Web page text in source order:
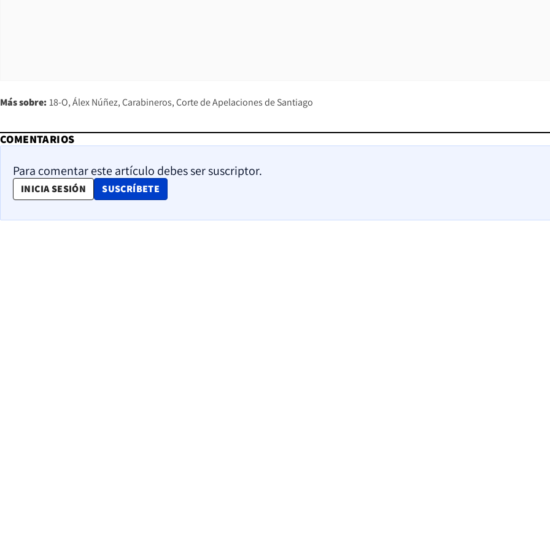
Más sobre: 18-O Álex Núñez Carabineros Corte de Apelaciones de Santiago
COMENTARIOS
Para comentar este artículo debes ser suscriptor.
INICIA SESIÓN SUSCRÍBETE
OPENS IN NEW WINDOW